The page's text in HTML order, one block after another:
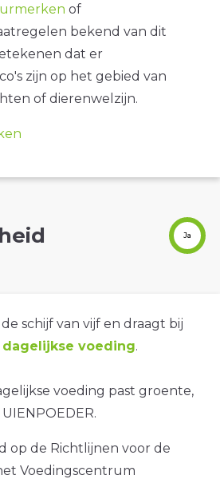
of
bekend van dit
dat er
zijn op het gebied van
of dierenwelzijn.
Ja
schijf van vijf en draagt bij
voeding.
voeding past groente,
op de Richtlijnen voor de
Voedingscentrum